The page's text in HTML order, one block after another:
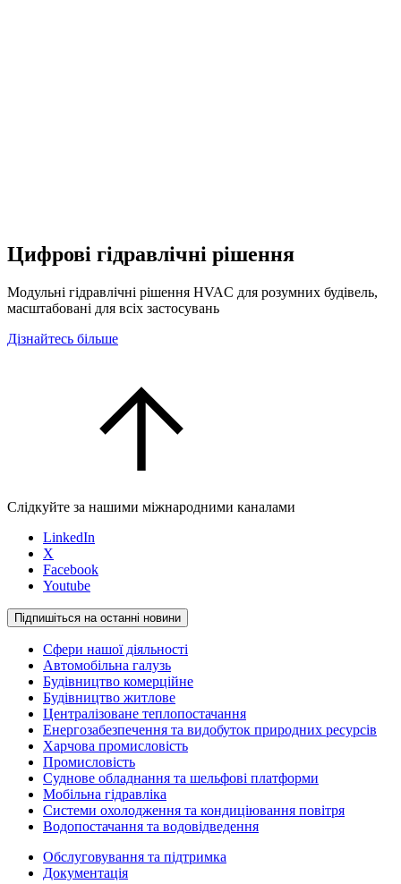
Цифрові гідравлічні рішення
Модульні гідравлічні рішення HVAC для розумних будівель,
масштабовані для всіх застосувань
Дізнайтесь більше
Слідкуйте за нашими міжнародними каналами
LinkedIn
X
Facebook
Youtube
Підпишіться на останні новини
Сфери нашої діяльності
Автомобільна галузь
Будівництво комерційне
Будівництво житлове
Централізоване теплопостачання
Енергозабезпечення та видобуток природних ресурсів
Харчова промисловість
Промисловість
Суднове обладнання та шельфові платформи
Мобільна гідравліка
Системи охолодження та кондиціювання повітря
Водопостачання та водовідведення
Обслуговування та підтримка
Документація